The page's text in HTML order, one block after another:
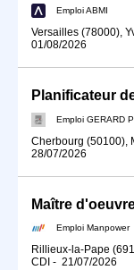
Emploi ABMI
Versailles (78000),
01/08/2026
Planificateur
Emploi GERARD
Cherbourg (50100),
28/07/2026
Emploi Manpower
Rillieux-la-Pape
CDI - 21/07/2026